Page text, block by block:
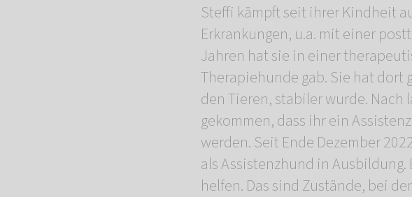
Steffi kämpft seit ihrer Kindheit
Erkrankungen, u.a. mit einer
Jahren hat sie in einer
Therapiehunde gab. Sie hat dort
den Tieren, stabiler wurde. Nach
gekommen, dass ihr ein
werden. Seit Ende Dezember
als Assistenzhund in
helfen. Das sind Zustände, bei